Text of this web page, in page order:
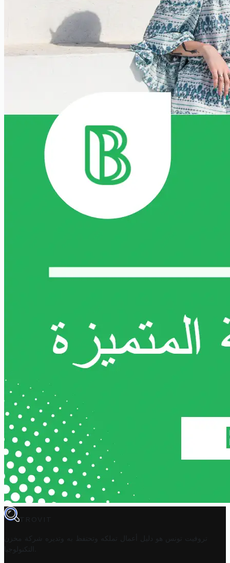
TROVIT
تروفيت تونس هو دليل أعمال تملكه وتحتفظ به وتديره
شركة مخزن
التكنولوجيا